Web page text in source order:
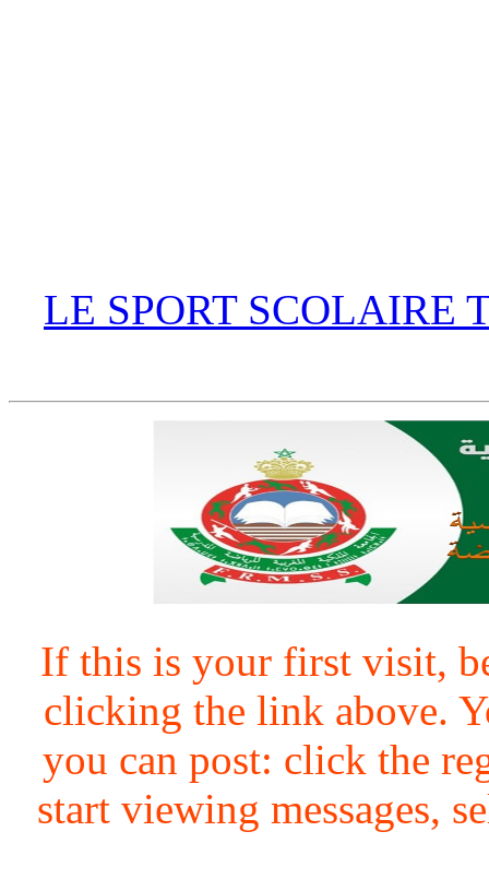
LE SPORT SCOLAIRE
If this is your first visit,
clicking the link above.
you can post: click the
start viewing messages,